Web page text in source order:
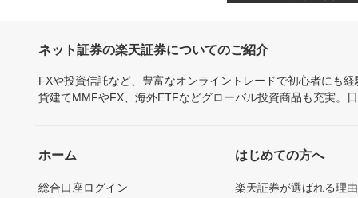
ネット証券の楽天証券についてのご紹介
FXや投資信託など、豊富なオンライントレードで初心者にも
貨建てMMFやFX、海外ETFなどグローバル投資商品も充実。
ホーム
総合口座ログイン
はじめての方へ
楽天証券が選ばれる理由